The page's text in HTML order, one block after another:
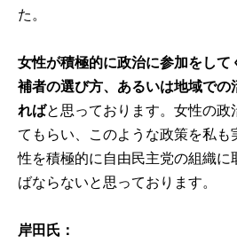
た。
女性が積極的に政治に参加をして
補者の選び方、あるいは地域での
ればと思っております。女性の政
てもらい、このような政策を私も
性を積極的に自由民主党の組織に
ばならないと思っております。
岸田氏：